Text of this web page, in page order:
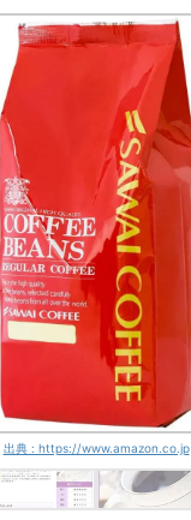
出典 : https://www.amazon.co.jp